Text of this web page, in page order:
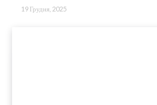
19 Грудня, 2025